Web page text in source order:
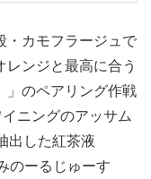
・カモフラージュで
レンジと最高に合う
」のペアリング作戦
ニングのアッサム
出した紅茶液
のーるじゅーす